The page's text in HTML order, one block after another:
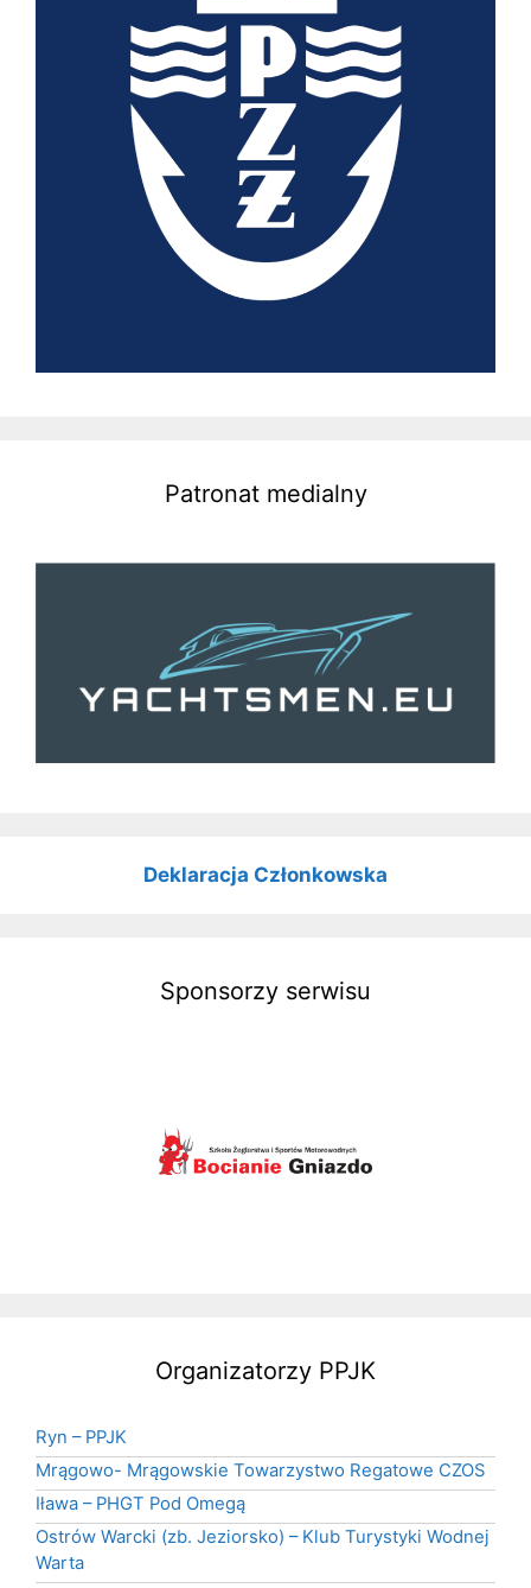
Patronat medialny
Deklaracja Członkowska
Sponsorzy serwisu
Organizatorzy PPJK
Ryn – PPJK
Mrągowo- Mrągowskie Towarzystwo Regatowe CZOS
Iława – PHGT Pod Omegą
Ostrów Warcki (zb. Jeziorsko) – Klub Turystyki Wodnej
Warta